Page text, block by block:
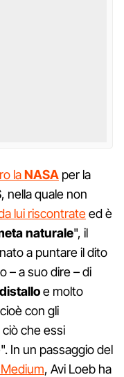
laNASA per la
, nella quale non
lui riscontrateed è
naturale", il
a puntare il dito
– a suo dire – di
e molto
con gli
che essi
In un passaggio del
, Avi Loeb ha